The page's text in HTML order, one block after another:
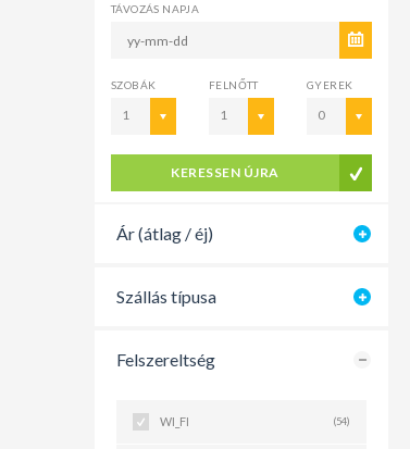
TÁVOZÁS NAPJA
SZOBÁK
1
FELNŐTT
1
GYEREK
0
KERESSEN ÚJRA
Ár (átlag / éj)
Szállás típusa
Felszereltség
WI_FI (54)